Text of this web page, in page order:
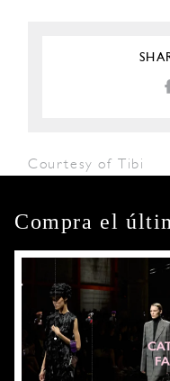
Courtesy of Tibi
Compra el